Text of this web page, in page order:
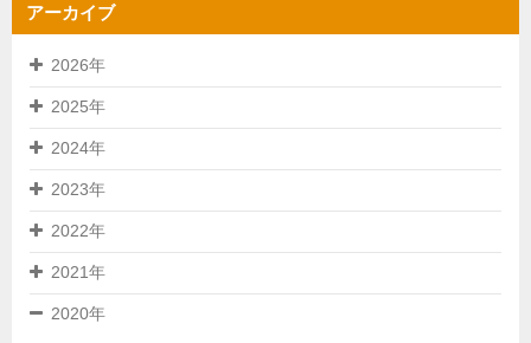
アーカイブ
2026年
2025年
2024年
2023年
2022年
2021年
2020年